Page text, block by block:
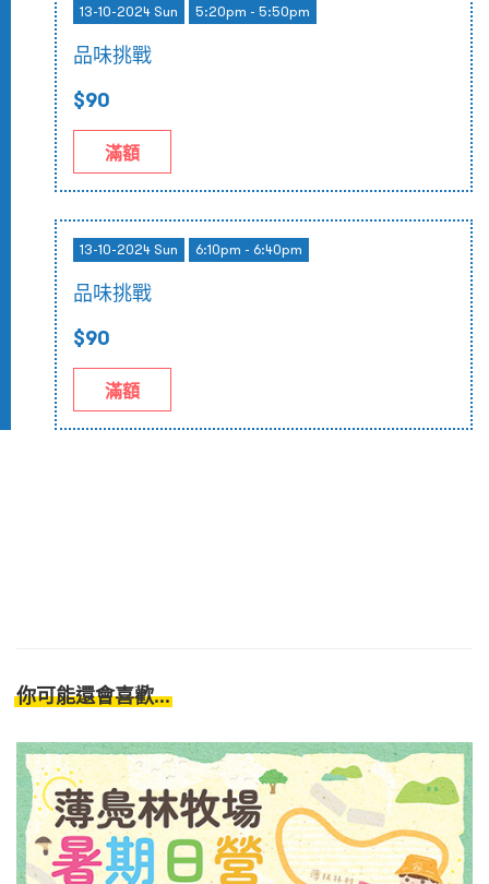
13-10-2024 Sun 5:20pm - 5:50pm
品味挑戰
$90
滿額
13-10-2024 Sun 6:10pm - 6:40pm
品味挑戰
$90
滿額
你可能還會喜歡...